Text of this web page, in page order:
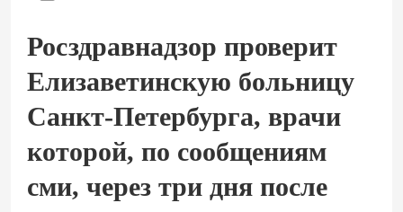
Росздравнадзор проверит
Елизаветинскую больницу
Санкт-Петербурга, врачи
которой, по сообщениям
сми, через три дня после